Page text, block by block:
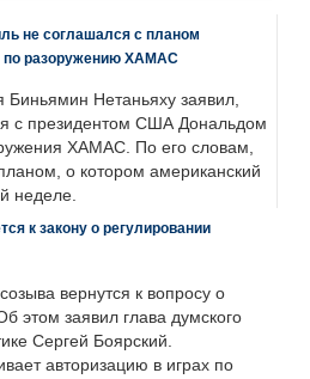
не соглашался с планом
по разоружению ХАМАС
Нетаньяху заявил,
с президентом США Дональдом
ХАМАС. По его словам,
о котором американский
неделе.
к закону о регулировании
вернутся к вопросу о
этом заявил глава думского
Сергей Боярский.
авторизацию в играх по